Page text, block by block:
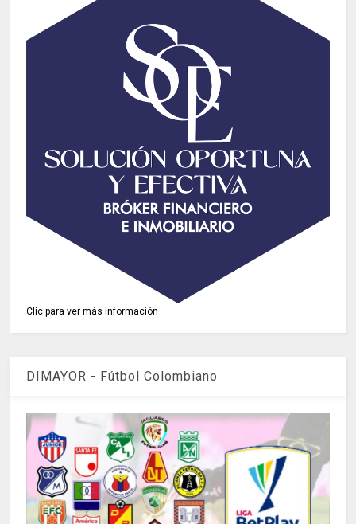
Clic para ver más información
DIMAYOR - Fútbol Colombiano